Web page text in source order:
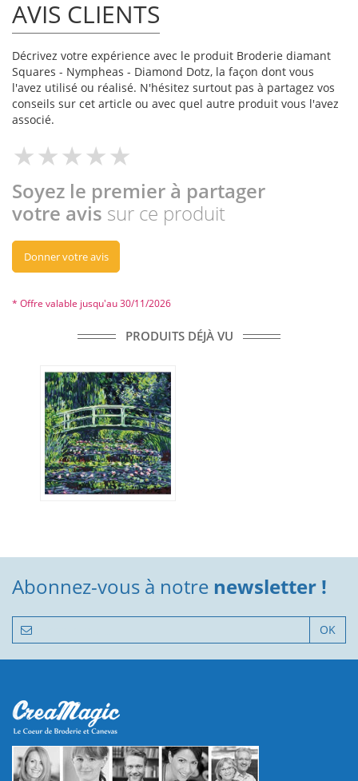
AVIS CLIENTS
Décrivez votre expérience avec le produit Broderie diamant
Squares - Nympheas - Diamond Dotz, la façon dont vous
l'avez utilisé ou réalisé. N'hésitez surtout pas à partagez vos
conseils sur cet article ou avec quel autre produit vous l'avez
associé.
Soyez le premier à partager
votre avis sur ce produit
Donner votre avis
* Offre valable jusqu'au 30/11/2026
PRODUITS DÉJÀ VU
Abonnez-vous à notre newsletter !
OK